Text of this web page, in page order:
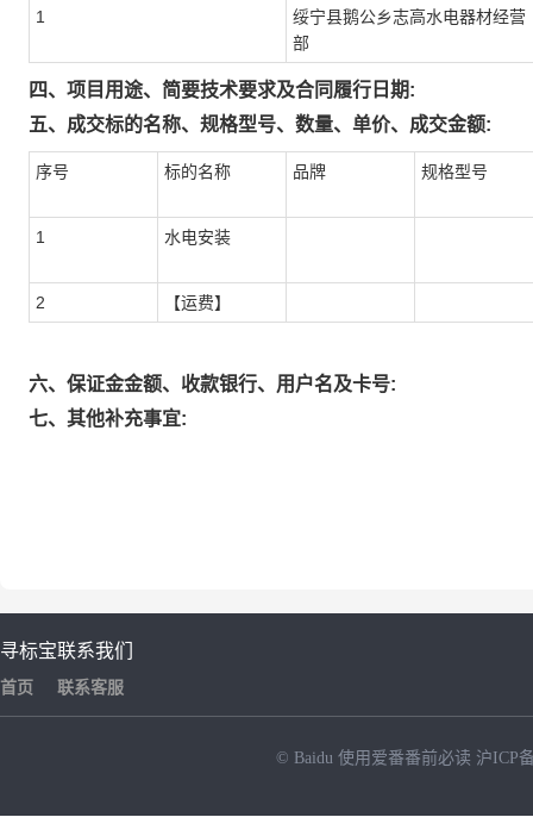
1
绥宁县鹅公乡志高水电器材经营
部
四、项目用途、简要技术要求及合同履行日期:
五、成交标的名称、规格型号、数量、单价、成交金额:
序号 标的名称 品牌 规格型号
1 水电安装
2 【运费】
六、保证金金额、收款银行、用户名及卡号:
七、其他补充事宜:
寻标宝
首页
联系我们
联系客服
© Baidu 使用爱番番前必读 沪ICP